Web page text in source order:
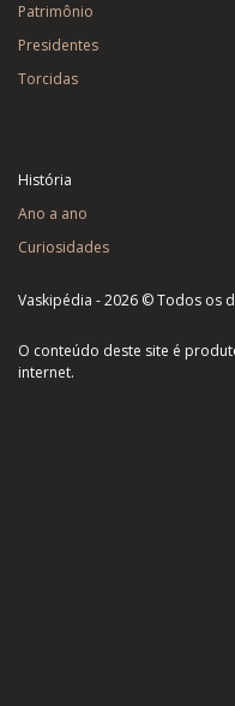
Patrimônio
Presidentes
Torcidas
História
Ano a ano
Curiosidades
Vaskipédia - 2026 © Todos os
O conteúdo deste site é
internet.